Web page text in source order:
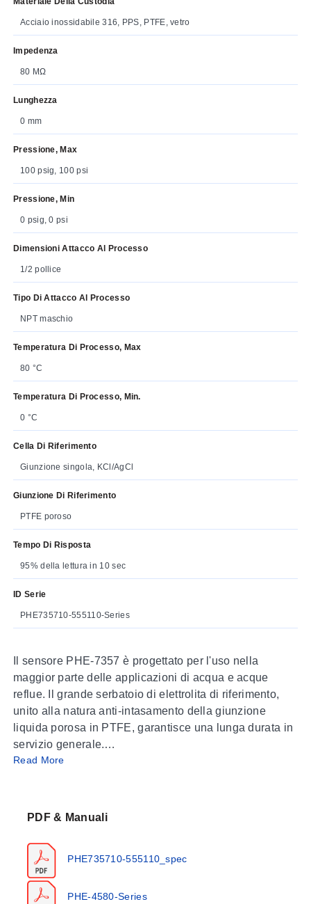
Acciaio inossidabile 316, PPS, PTFE, vetro
Impedenza
80 MΩ
Lunghezza
0 mm
Pressione, Max
100 psig, 100 psi
Pressione, Min
0 psig, 0 psi
Dimensioni Attacco Al Processo
1/2 pollice
Tipo Di Attacco Al Processo
NPT maschio
Temperatura Di Processo, Max
80 °C
Temperatura Di Processo, Min.
0 °C
Cella Di Riferimento
Giunzione singola, KCl/AgCl
Giunzione Di Riferimento
PTFE poroso
Tempo Di Risposta
95% della lettura in 10 sec
ID Serie
PHE735710-555110-Series
Il sensore PHE-7357 è progettato per l'uso nella
maggior parte delle applicazioni di acqua e acque
reflue. Il grande serbatoio di elettrolita di riferimento,
unito alla natura anti-intasamento della giunzione
liquida porosa in PTFE, garantisce una lunga durata in
servizio generale.
grazie all'inserimento di lobi protettivi intorno
misurazione ORP.
Si raccomanda l'uso della versione ad alta temperatura
quando le temperature di servizio superano gli 80 °C
Read More
PDF & Manuali
PHE735710-555110_spec
PHE-4580-Series